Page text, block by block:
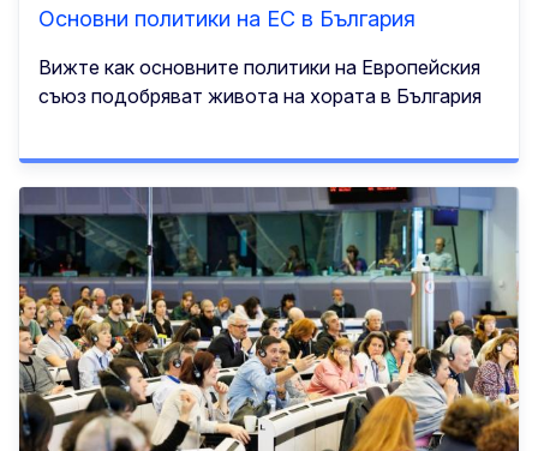
Основни политики на ЕС в България
Вижте как основните политики на Европейския
съюз подобряват живота на хората в България